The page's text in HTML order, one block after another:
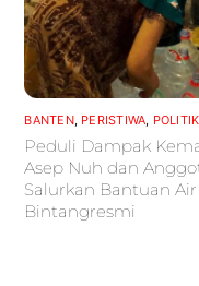
BANTEN, PERISTIWA POLITIK
Peduli Dampak
Asep Nuh dan
Salurkan Bantuan
Bintangresmi